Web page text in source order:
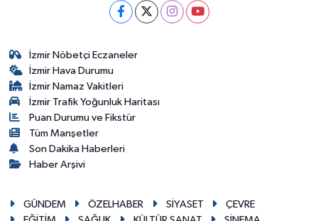
İzmir Nöbetçi Eczaneler
İzmir Hava Durumu
İzmir Namaz Vakitleri
İzmir Trafik Yoğunluk Haritası
Puan Durumu ve Fikstür
Tüm Manşetler
Son Dakika Haberleri
Haber Arşivi
GÜNDEM ÖZELHABER SİYASET
ÇEVRE